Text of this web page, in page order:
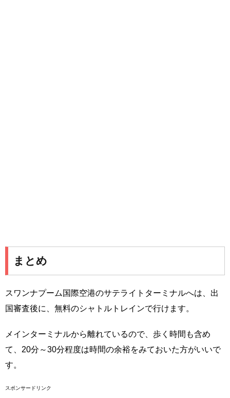
まとめ
スワンナプーム国際空港のサテライトターミナルへは、出
国審査後に、無料のシャトルトレインで行けます。
メインターミナルから離れているので、歩く時間も含め
て、20分～30分程度は時間の余裕をみておいた方がいいで
す。
スポンサードリンク